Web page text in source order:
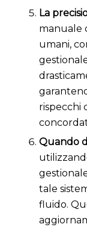
La
manuale
umani,
rispecchi
Quando
tale
fluido.